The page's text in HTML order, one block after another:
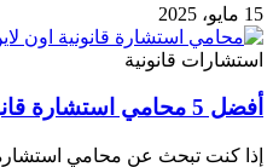
15 مايو، 2025
استشارات قانونية
أفضل 5 محامي استشارة قانونية اون لاين فوريه في جازان
إذا كنت تبحث عن محامي استشارة